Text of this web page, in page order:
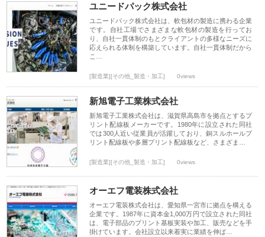
ユニードパック株式会社
ユニードパック株式会社は、軟包材の製造に携わる企業
です。自社工場でさまざまな軟包材の製造を行ってお
り、自社一貫体制のもとクライアントの多様なニーズに
応えられる体制を構築しています。自社一貫体制だから
こ…
[製造業][その他_製造・加工] 0views
新旭電子工業株式会社
新旭電子工業株式会社は、滋賀県高島市を拠点とするプ
リント配線板メーカーです。1980年に設立された同社
では300人近い従業員が活躍しており、銅スルホールプ
リント配線板や多層プリント配線板など、さまざま…
[製造業][その他_製造・加工] 0views
オーエフ電装株式会社
オーエフ電装株式会社は、愛知県一宮市に拠点を構える
企業です。1987年に資本金1,000万円で設立された同社
は、電子部品のプリント基板実装や加工、販売などを手
掛けています。会社設立以来着実に業績を伸ば…